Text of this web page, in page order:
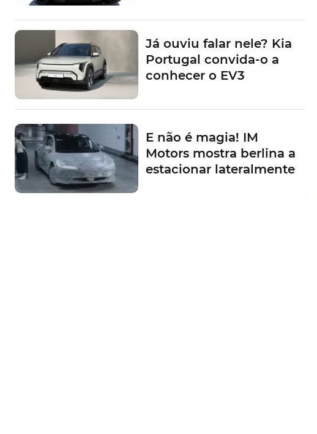
Já ouviu falar nele? Kia
Portugal convida-o a
conhecer o EV3
E não é magia! IM
Motors mostra berlina a
estacionar lateralmente